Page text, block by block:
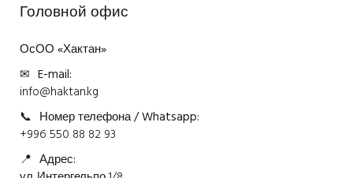
Головной офис
ОсОО «Хактан»
✉ E-mail:
info@haktan.kg
📞 Номер телефона / Whatsapp:
+996 550 88 82 93
📍 Адрес: